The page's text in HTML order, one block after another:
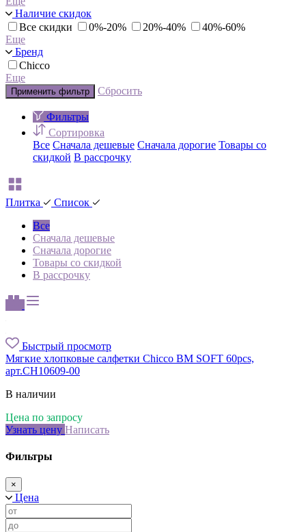
Наличие скидок
Все скидки
0%-20% 20%-40%
40%-60%
Еще
Бренд
Chicco
Еще
Применить фильтр Сбросить
Фильтры
Сортировка
Все Сначала дешевые Сначала дорогие Товары со
скидкой В рассрочку
Плитка
Список
Все
Сначала дешевые
Сначала дорогие
Товары со скидкой
В рассрочку
Быстрый просмотр
Мягкие хлопковые салфетки Chicco BM SOFT 60pcs,
арт.CH10609-00
В наличии
Цена по запросу
Узнать цену Написать
Фильтры
×
Цена